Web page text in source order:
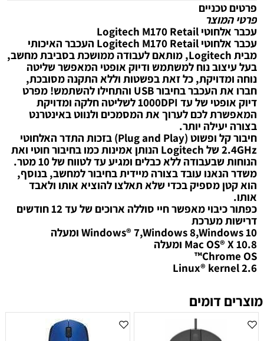
פרטים טכניים
פרטי המוצר
עכבר אלחוטי Logitech M170 Retail
עכבר אלחוטי Logitech M170 Retail העכבר האיכותי
מבית Logitech, מותאם לעבודה ממושכת בסביבת מחשב,
בעל עיצוב נוח למשתמש ודיוק אופטי המאפשר שליטה
נוחה ומדויקת, כל זאת בפשטות וללא התקנה מסובכת,
חברו את העכבר בחיבור USB והתחילו להשתמש! מפרט
דיוק אופטי של עד 1000DPI לשליטה חלקה ומדויקת
המאפשרת לכם לערוך את המסמכים ולנווט באינטרנט
בצורה יעילה יותר.
חיבור קל ופשוט (Plug and Play) בזכות התדר האלחוטי
2.4GHz של Logitech הנותן אמינות כמו בחיבור חוטי ואת
הנוחות שבעבודה ללא כבלים ומגיע עד לטווח של 10 מטר.
משדר הנאנו עובד בצורה מיידית בחיבור למחשב, בנוסף,
הוא קטן מספיק בכדי שלא תאלצו להוציא אותו ולאבד
אותו.
כפתור כיבוי מאפשר חיי סוללה ארוכים של עד 12 חודשים
דרישות מערכת
Windows® 7,Windows 8,Windows 10 ומעלה
Mac OS® X 10.8 ומעלה
Chrome OS™
Linux® kernel 2.6
מוצרים דומים